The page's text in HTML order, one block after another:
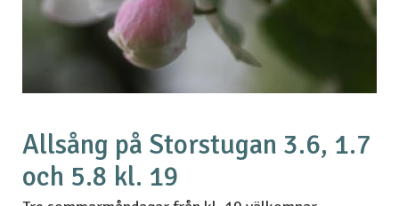
Allsång på Storstugan 3.6, 1.7
och 5.8 kl. 19